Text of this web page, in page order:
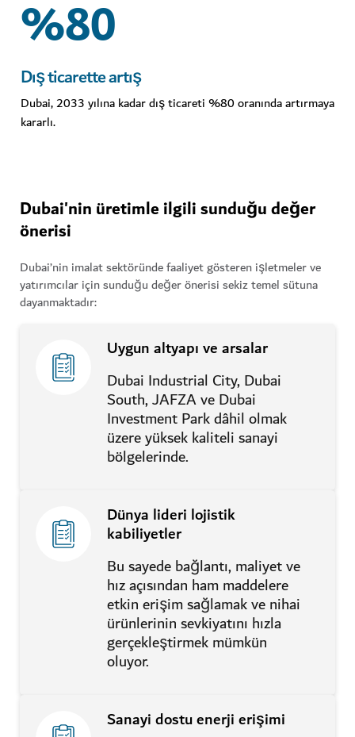
%80
Dış ticarette artış
Dubai, 2033 yılına kadar dış ticareti %80 oranında artırmaya
kararlı.
Dubai'nin üretimle ilgili sunduğu değer
önerisi
Dubai’nin imalat sektöründe faaliyet gösteren işletmeler ve
yatırımcılar için sunduğu değer önerisi sekiz temel sütuna
dayanmaktadır:
Uygun altyapı ve arsalar
Dubai Industrial City, Dubai
South, JAFZA ve Dubai
Investment Park dâhil olmak
üzere yüksek kaliteli sanayi
bölgelerinde.
Dünya lideri lojistik
kabiliyetler
Bu sayede bağlantı, maliyet ve
hız açısından ham maddelere
etkin erişim sağlamak ve nihai
ürünlerinin sevkiyatını hızla
gerçekleştirmek mümkün
oluyor.
Sanayi dostu enerji erişimi